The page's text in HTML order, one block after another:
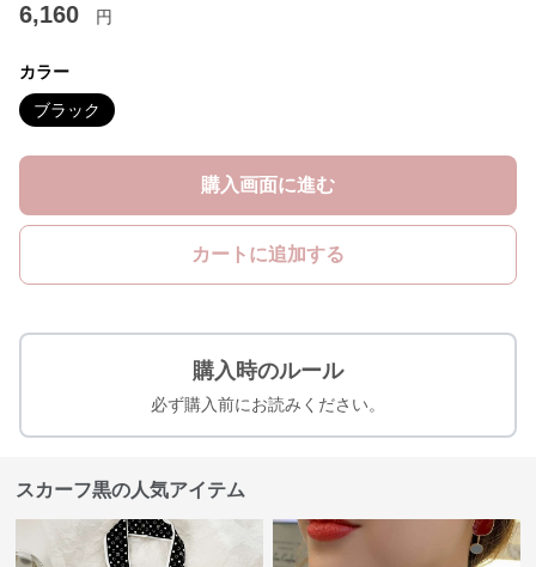
6,160 円
カラー
ブラック
購入画面に進む
カートに追加する
購入時のルール
必ず購入前にお読みください。
スカーフ黒の人気アイテム